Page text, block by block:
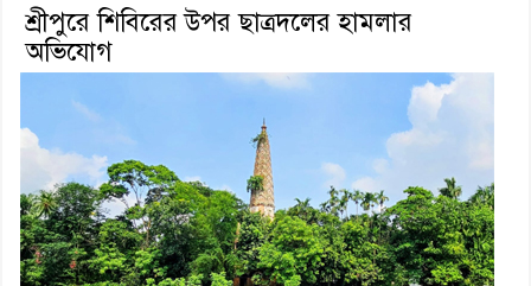
শ্রীপুরে শিবিরের উপর ছাত্রদলের হামলার
অভিযোগ